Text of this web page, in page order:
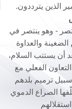
الذين يترددون.
- وهو ينتصر في
والعداوة
أن يستتب السلام،
الفعلي مع
ترميم بلدهم
الصراع الدموي